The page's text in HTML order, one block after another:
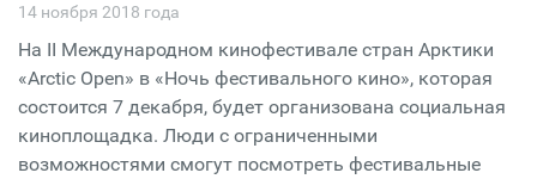
14 ноября 2018 года
На II Международном кинофестивале стран Арктики
«Arctic Open» в «Ночь фестивального кино», которая
состоится 7 декабря, будет организована социальная
киноплощадка. Люди с ограниченными
возможностями смогут посмотреть фестивальные